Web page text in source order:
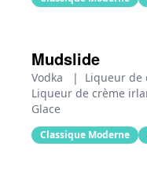
Mudslide
Vodka | Liqueur de
Liqueur de crème
Glace
Classique Moderne